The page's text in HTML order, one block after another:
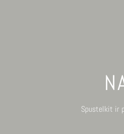
Spustelkit ir